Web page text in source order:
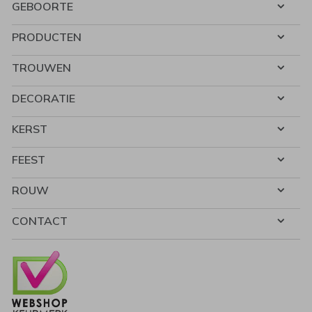
GEBOORTE
PRODUCTEN
TROUWEN
DECORATIE
KERST
FEEST
ROUW
CONTACT